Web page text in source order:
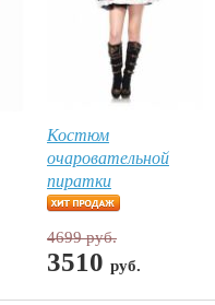
Костюм
очаровательной
пиратки
4699 руб.
3510 руб.